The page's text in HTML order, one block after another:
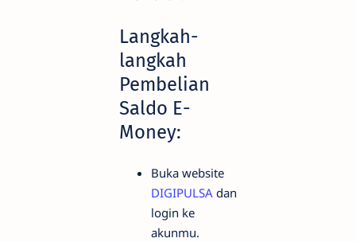
Langkah-
langkah
Pembelian
Saldo E-
Money:
Buka website
DIGIPULSA dan
login ke
akunmu.